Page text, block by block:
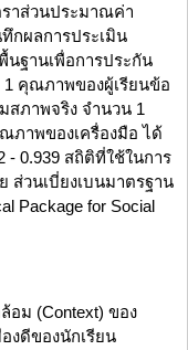
าส่วนประมาณค่า
กผลการประเมิน
ฐานเพื่อการประกัน
คุณภาพของผู้เรียนข้อ
ภาพจริง จำนวน 1
ภาพของเครื่องมือ ได้
- 0.939 สถิติที่ใช้ในการ
ส่วนเบี่ยงเบนมาตรฐาน
Package for Social
อม (Context) ของ
งดีของนักเรียน